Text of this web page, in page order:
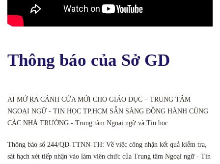
Thông báo của Sở GD
AI MỞ RA CÁNH CỬA MỚI CHO GIÁO DỤC – TRUNG TÂM
NGOẠI NGỮ - TIN HỌC TP.HCM SẴN SÀNG ĐỒNG HÀNH CÙNG
CÁC NHÀ TRƯỜNG - Trung tâm Ngoại ngữ và Tin học
Thông báo số 244/QĐ-TTNN-TH: Về việc công nhận kết quả kiểm tra,
sát hạch xét tiếp nhận vào làm viên chức của Trung tâm Ngoại ngữ - Tin